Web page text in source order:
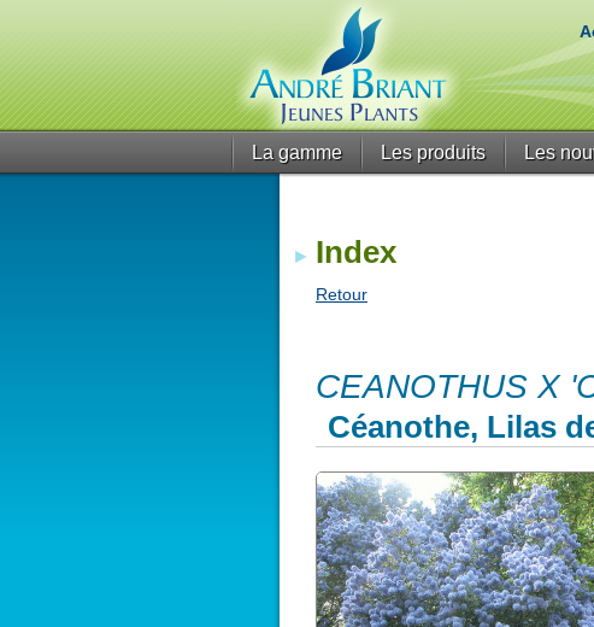
La gamme Les produits Les
Index
Retour
CEANOTHUS X
Céanothe, Lilas